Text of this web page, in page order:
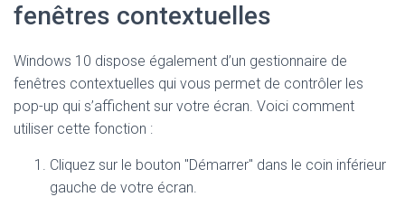
fenêtres contextuelles
Windows 10 dispose également d’un gestionnaire de
fenêtres contextuelles qui vous permet de contrôler les
pop-up qui s’affichent sur votre écran. Voici comment
utiliser cette fonction :
Cliquez sur le bouton "Démarrer" dans le coin inférieur
gauche de votre écran.